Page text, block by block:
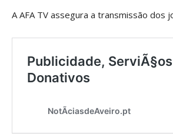
A AFA TV assegura a transmissão dos